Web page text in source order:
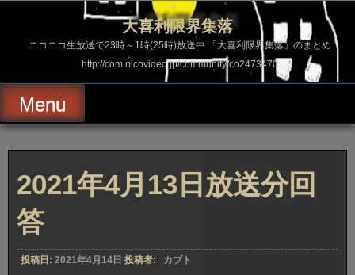
ス
ッ
プ
大喜利限界集落
ニコニコ生放送で23時～1時(25時)放送中 「大喜利限界集落」のまとめ
http://com.nicovideo.jp/community/co2473470
Menu
2021年4月13日放送分回
答
投稿日: 2021年4月14日 投稿者: カブト